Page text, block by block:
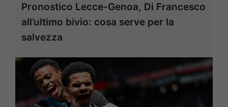
Pronostico Lecce-Genoa, Di Francesco
all’ultimo bivio: cosa serve per la
salvezza